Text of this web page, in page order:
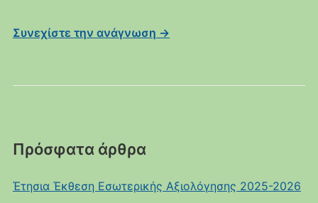
Πρόσφατα άρθρα
Έτησια Έκθεση Εσωτερικής Αξιολόγησης 2025-2026
Συνεχίστε την ανάγνωση →